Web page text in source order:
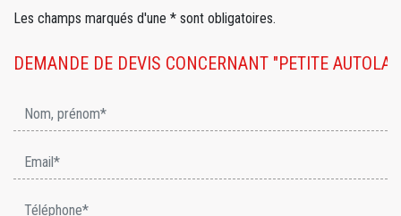
Les champs marqués d'une * sont obligatoires.